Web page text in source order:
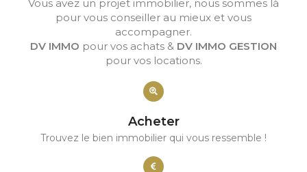
Vous avez un projet immobilier, nous sommes là
pour vous conseiller au mieux et vous
accompagner.
DV IMMO pour vos achats & DV IMMO GESTION
pour vos locations.
Acheter
Trouvez le bien immobilier qui vous ressemble !